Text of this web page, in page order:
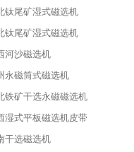
钛尾矿湿式磁选机
钛尾矿湿式磁选机
河沙磁选机
永磁筒式磁选机
铁矿干选永磁磁选机
湿式平板磁选机皮带
干选磁选机